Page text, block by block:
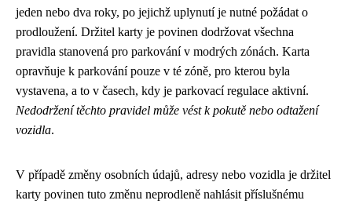
jeden nebo dva roky, po jejichž uplynutí je nutné požádat o
prodloužení. Držitel karty je povinen dodržovat všechna
pravidla stanovená pro parkování v modrých zónách. Karta
opravňuje k parkování pouze v té zóně, pro kterou byla
vystavena, a to v časech, kdy je parkovací regulace aktivní.
Nedodržení těchto pravidel může vést k pokutě nebo odtažení
vozidla.
V případě změny osobních údajů, adresy nebo vozidla je držitel
karty povinen tuto změnu neprodleně nahlásit příslušnému